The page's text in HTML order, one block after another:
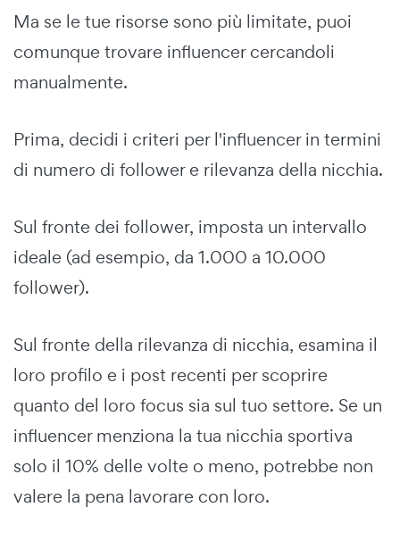
Ma se le tue risorse sono più limitate, puoi
comunque trovare influencer cercandoli
manualmente.
Prima, decidi i criteri per l'influencer in termini
di numero di follower e rilevanza della nicchia.
Sul fronte dei follower, imposta un intervallo
ideale (ad esempio, da 1.000 a 10.000
follower).
Sul fronte della rilevanza di nicchia, esamina il
loro profilo e i post recenti per scoprire
quanto del loro focus sia sul tuo settore. Se un
influencer menziona la tua nicchia sportiva
solo il 10% delle volte o meno, potrebbe non
valere la pena lavorare con loro.